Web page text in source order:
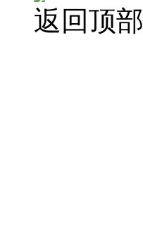
返回顶部